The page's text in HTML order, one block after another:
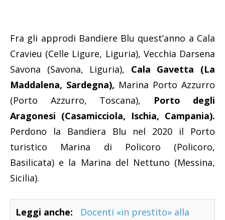
Fra gli approdi Bandiere Blu quest’anno a Cala
Cravieu (Celle Ligure, Liguria), Vecchia Darsena
Savona (Savona, Liguria), Cala Gavetta (La
Maddalena, Sardegna), Marina Porto Azzurro
(Porto Azzurro, Toscana),
Porto degli
Aragonesi (Casamicciola, Ischia, Campania).
Perdono la Bandiera Blu nel 2020 il Porto
turistico Marina di Policoro (Policoro,
Basilicata) e la Marina del Nettuno (Messina,
Sicilia).
Leggi anche:
Docenti «in prestito» alla